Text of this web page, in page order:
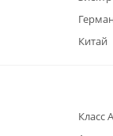
Китай
Класс